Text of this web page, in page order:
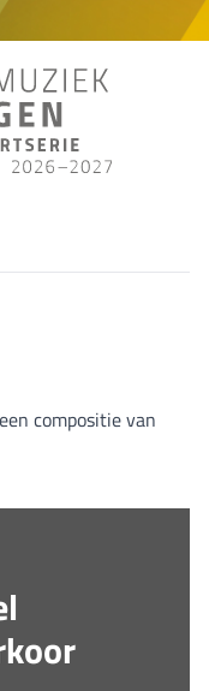
compositie van